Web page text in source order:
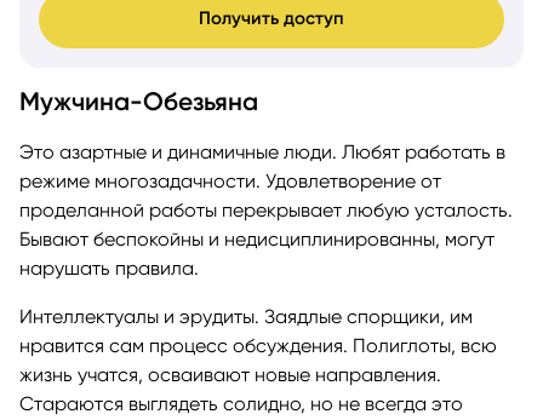
Получить доступ
Мужчина-Обезьяна
Это азартные и динамичные люди. Любят работать в
режиме многозадачности. Удовлетворение от
проделанной работы перекрывает любую усталость.
Бывают беспокойны и недисциплинированны, могут
нарушать правила.
Интеллектуалы и эрудиты. Заядлые спорщики, им
нравится сам процесс обсуждения. Полиглоты, всю
жизнь учатся, осваивают новые направления.
Стараются выглядеть солидно, но не всегда это